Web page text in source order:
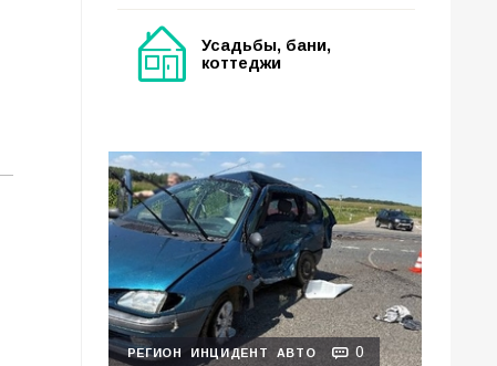
Усадьбы, бани,
коттеджи
РЕГИОН ИНЦИДЕНТ АВТО 0